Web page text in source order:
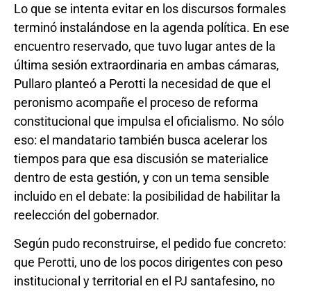
Lo que se intenta evitar en los discursos formales
terminó instalándose en la agenda política. En ese
encuentro reservado, que tuvo lugar antes de la
última sesión extraordinaria en ambas cámaras,
Pullaro planteó a Perotti la necesidad de que el
peronismo acompañe el proceso de reforma
constitucional que impulsa el oficialismo. No sólo
eso: el mandatario también busca acelerar los
tiempos para que esa discusión se materialice
dentro de esta gestión, y con un tema sensible
incluido en el debate: la posibilidad de habilitar la
reelección del gobernador.
Según pudo reconstruirse, el pedido fue concreto:
que Perotti, uno de los pocos dirigentes con peso
institucional y territorial en el PJ santafesino, no